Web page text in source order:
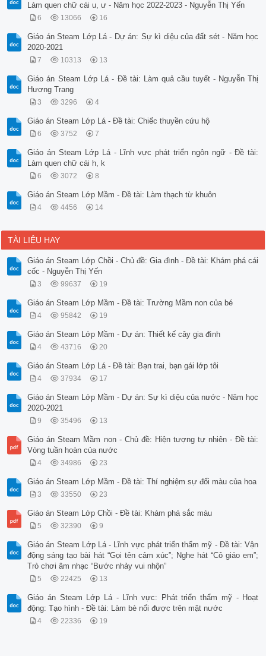
Làm quen chữ cái u, ư - Năm học 2022-2023 - Nguyễn Thị Yến
6 13066 16
Giáo án Steam Lớp Lá - Dự án: Sự kì diệu của đất sét - Năm học
2020-2021
7 10313 13
Giáo án Steam Lớp Lá - Đề tài: Làm quả cầu tuyết - Nguyễn Thị
Hương Trang
3 3296 4
Giáo án Steam Lớp Lá - Đề tài: Chiếc thuyền cứu hộ
6 3752 7
Giáo án Steam Lớp Lá - Lĩnh vực phát triển ngôn ngữ - Đề tài:
Làm quen chữ cái h, k
6 3072 8
Giáo án Steam Lớp Mầm - Đề tài: Làm thạch từ khuôn
4 4456 14
TÀI LIỆU HAY
Giáo án Steam Lớp Chồi - Chủ đề: Gia đình - Đề tài: Khám phá cái
cốc - Nguyễn Thị Yến
3 99637 19
Giáo án Steam Lớp Mầm - Đề tài: Trường Mầm non của bé
4 95842 19
Giáo án Steam Lớp Mầm - Dự án: Thiết kế cây gia đình
4 43716 20
Giáo án Steam Lớp Lá - Đề tài: Bạn trai, bạn gái lớp tôi
4 37934 17
Giáo án Steam Lớp Mầm - Dự án: Sự kì diệu của nước - Năm học
2020-2021
9 35496 13
Giáo án Steam Mầm non - Chủ đề: Hiện tượng tự nhiên - Đề tài:
Vòng tuần hoàn của nước
4 34986 23
Giáo án Steam Lớp Mầm - Đề tài: Thí nghiệm sự đổi màu của hoa
3 33550 23
Giáo án Steam Lớp Chồi - Đề tài: Khám phá sắc màu
5 32390 9
Giáo án Steam Lớp Lá - Lĩnh vực phát triển thẩm mỹ - Đề tài: Vận
động sáng tạo bài hát “Gọi tên cảm xúc”; Nghe hát “Cô giáo em”;
Trò chơi âm nhạc “Bước nhảy vui nhộn”
5 22425 13
Giáo án Steam Lớp Lá - Lĩnh vực: Phát triển thẩm mỹ - Hoạt
động: Tạo hình - Đề tài: Làm bè nổi được trên mặt nước
4 22336 19